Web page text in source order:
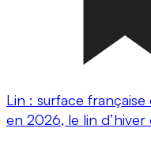
Lin : surface française
en 2026, le lin